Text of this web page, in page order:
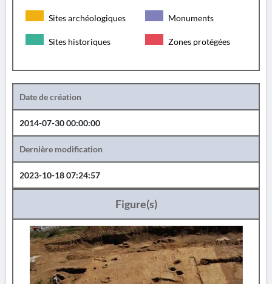
Sites archéologiques Monuments
Sites historiques Zones protégées
Date de création
2014-07-30 00:00:00
Dernière modification
2023-10-18 07:24:57
Figure(s)